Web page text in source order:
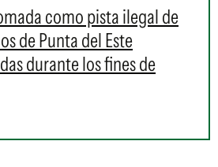
como pista ilegal de
de Punta del Este
durante los fines de